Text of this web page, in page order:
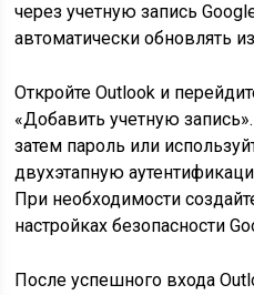
через учетную запись
автоматически обновлять
Откройте Outlook и
«Добавить учетную
затем пароль или
двухэтапную
При необходимости
настройках безопасности
После успешного входа